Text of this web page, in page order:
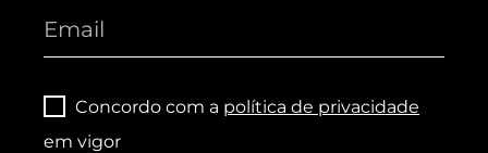
Concordo com a política de privacidade
em vigor